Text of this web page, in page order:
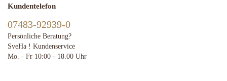
Kundentelefon
07483-92939-0
Persönliche Beratung?
SveHa ! Kundenservice
Mo. - Fr 10:00 - 18.00 Uhr